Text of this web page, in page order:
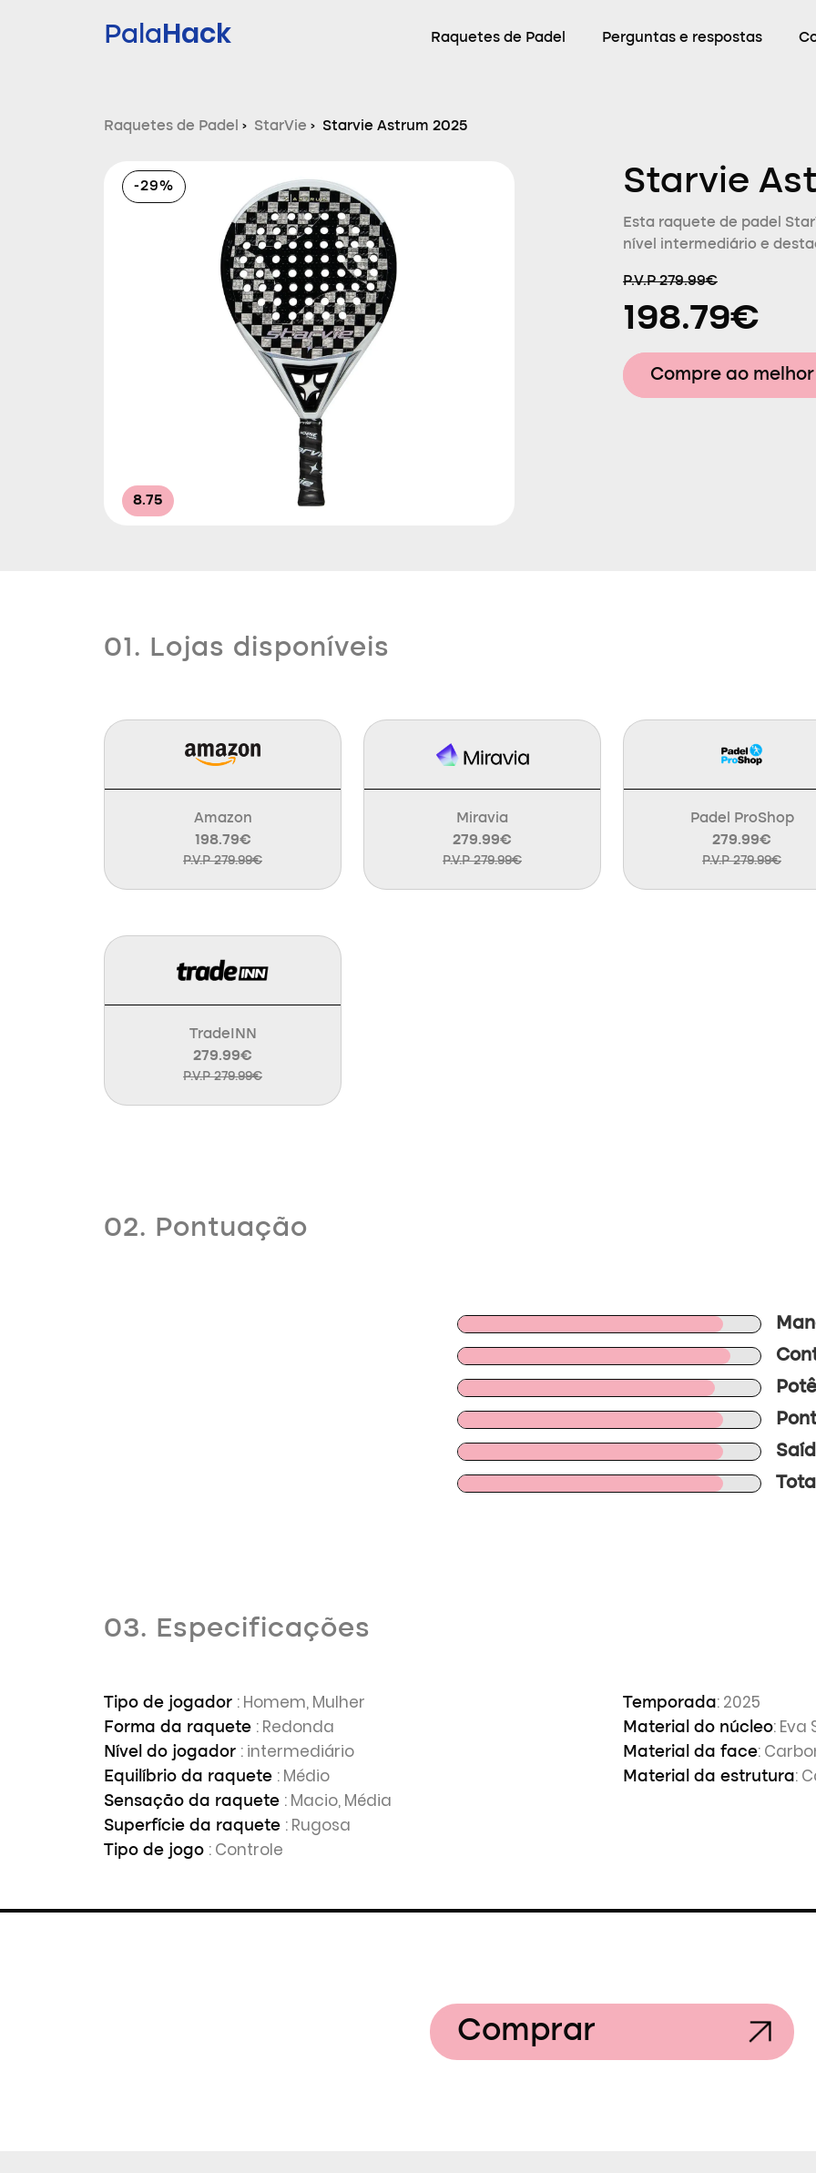
PalaHack Raquetes de Padel Perguntas e respostas
Raquetes de Padel › StarVie › Starvie Astrum 2025
-29%
8.75
Starvie
Esta raquete de padel
nível intermediário e
P.V.P 279.99€
198.79€
Compre ao
01. Lojas disponíveis
Amazon
198.79€
P.V.P 279.99€
Miravia
279.99€
P.V.P 279.99€
Padel ProShop
279.99€
P.V.P 279.99€
TradeINN
279.99€
P.V.P 279.99€
02. Pontuação
03. Especificações
Tipo de jogador : Homem, Mulher
Forma da raquete : Redonda
Nível do jogador : intermediário
Equilíbrio da raquete : Médio
Sensação da raquete : Macio, Média
Superfície da raquete : Rugosa
Tipo de jogo : Controle
Temporada: 2025
Material do núcleo: Eva
Material da face:
Material da estrutura:
Comprar